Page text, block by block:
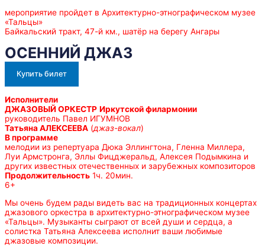
мероприятие пройдет в Архитектурно-этнографическом музее
«Тальцы»
Байкальский тракт, 47-й км., шатёр на берегу Ангары
ОСЕННИЙ ДЖАЗ
Купить билет
Исполнители
ДЖАЗОВЫЙ ОРКЕСТР Иркутской филармонии
руководитель Павел ИГУМНОВ
Татьяна АЛЕКСЕЕВА (джаз-вокал)
В программе
мелодии из репертуара Дюка Эллингтона, Гленна Миллера,
Луи Армстронга, Эллы Фицджеральд, Алексея Подымкина и
других известных отечественных и зарубежных композиторов
Продолжительность 1ч. 20мин.
6+
Мы очень будем рады видеть вас на традиционных концертах
джазового оркестра в архитектурно-этнографическом музее
«Тальцы». Музыканты сыграют от всей души и сердца, а
солистка Татьяна Алексеева исполнит ваши любимые
джазовые композиции.